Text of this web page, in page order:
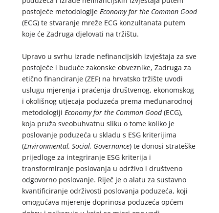
postojeće metodologije Economy for the Common Good
(ECG) te stvaranje mreže ECG konzultanata putem
koje će Zadruga djelovati na tržištu.
Upravo u svrhu izrade nefinancijskih izvještaja za sve
postojeće i buduće zakonske obveznike, Zadruga za
etično financiranje (ZEF) na hrvatsko tržište uvodi
uslugu mjerenja i praćenja društvenog, ekonomskog
i okolišnog utjecaja poduzeća prema međunarodnoj
metodologiji Economy for the Common Good(ECG),
koja pruža sveobuhvatnu sliku o tome koliko je
poslovanje poduzeća u skladu s ESG kriterijima
(Environmental, Social, Governance) te donosi strateške
prijedloge za integriranje ESG kriterija i
transformiranje poslovanja u održivo i društveno
odgovorno poslovanje. Riječ je o alatu za sustavno
kvantificiranje održivosti poslovanja poduzeća, koji
omogućava mjerenje doprinosa poduzeća općem